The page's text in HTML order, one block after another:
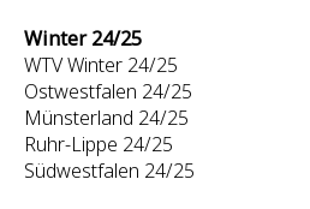
Winter 24/25
WTV Winter 24/25
Ostwestfalen 24/25
Münsterland 24/25
Ruhr-Lippe 24/25
Südwestfalen 24/25